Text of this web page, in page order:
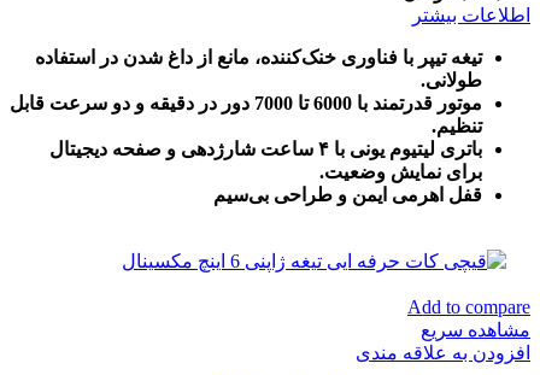
اطلاعات بیشتر
تیغه تیپر با فناوری خنک‌کننده، مانع از داغ شدن در استفاده
طولانی.
موتور قدرتمند با 6000 تا 7000 دور در دقیقه و دو سرعت قابل
تنظیم.
باتری لیتیوم یونی با ۴ ساعت شارژدهی و صفحه دیجیتال
برای نمایش وضعیت.
قفل اهرمی ایمن و طراحی بی‌سیم
Add to compare
مشاهده سریع
افزودن به علاقه مندی